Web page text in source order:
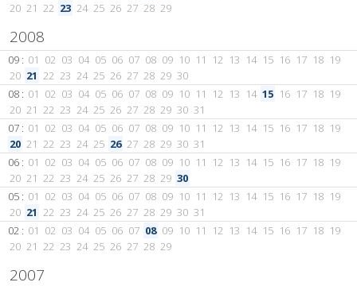
20 21 22 23 24 25 26 27 28 29
2008
09 : 01 02 03 04 05 06 07 08 09 10 11 12 13 14 15 16 17 18 19
20 21 22 23 24 25 26 27 28 29 30
08 : 01 02 03 04 05 06 07 08 09 10 11 12 13 14 15 16 17 18 19
20 21 22 23 24 25 26 27 28 29 30 31
07 : 01 02 03 04 05 06 07 08 09 10 11 12 13 14 15 16 17 18 19
20 21 22 23 24 25 26 27 28 29 30 31
06 : 01 02 03 04 05 06 07 08 09 10 11 12 13 14 15 16 17 18 19
20 21 22 23 24 25 26 27 28 29 30
05 : 01 02 03 04 05 06 07 08 09 10 11 12 13 14 15 16 17 18 19
20 21 22 23 24 25 26 27 28 29 30 31
02 : 01 02 03 04 05 06 07 08 09 10 11 12 13 14 15 16 17 18 19
20 21 22 23 24 25 26 27 28 29
2007